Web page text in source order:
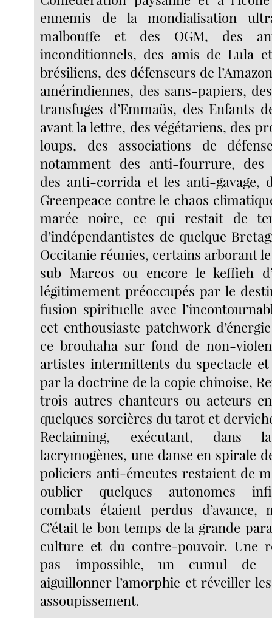
ennemis de la mondialisation
malbouffe et des OGM, des
inconditionnels, des amis de Lula
brésiliens, des défenseurs de
amérindiennes, des sans-papiers,
transfuges d’Emmaüs, des Enfants
avant la lettre, des végétariens, des
loups, des associations de
notamment des anti-fourrure, des
des anti-corrida et les anti-gavage,
Greenpeace contre le chaos
marée noire, ce qui restait de
d’indépendantistes de quelque
Occitanie réunies, certains arborant
sub Marcos ou encore le keffieh
légitimement préoccupés par le
fusion spirituelle avec
cet enthousiaste patchwork
ce brouhaha sur fond de non-
artistes intermittents du spectacle
par la doctrine de la copie chinoise,
trois autres chanteurs ou acteurs
quelques sorcières du tarot et
Reclaiming, exécutant, dans
lacrymogènes, une danse en spirale
policiers anti-émeutes restaient de
oublier quelques autonomes
combats étaient perdus
C’était le bon temps de la grande
culture et du contre-pouvoir. Une
pas impossible, un cumul de
aiguillonner l’amorphie et réveiller
assoupissement.